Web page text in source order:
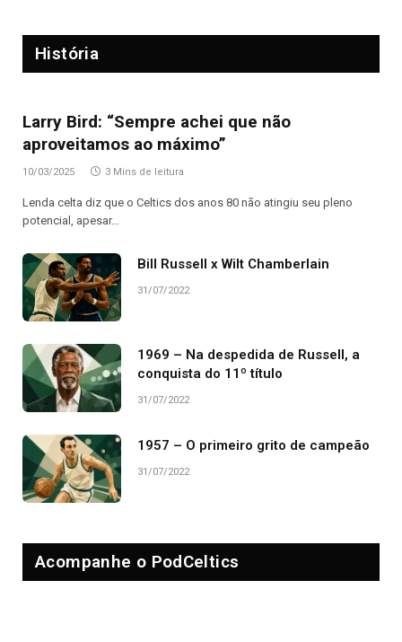
História
Larry Bird: “Sempre achei que não
aproveitamos ao máximo”
10/03/2025 3 Mins de leitura
Lenda celta diz que o Celtics dos anos 80 não atingiu seu pleno
potencial, apesar…
Bill Russell x Wilt Chamberlain
31/07/2022
1969 – Na despedida de Russell, a
conquista do 11º título
31/07/2022
1957 – O primeiro grito de campeão
31/07/2022
Acompanhe o PodCeltics